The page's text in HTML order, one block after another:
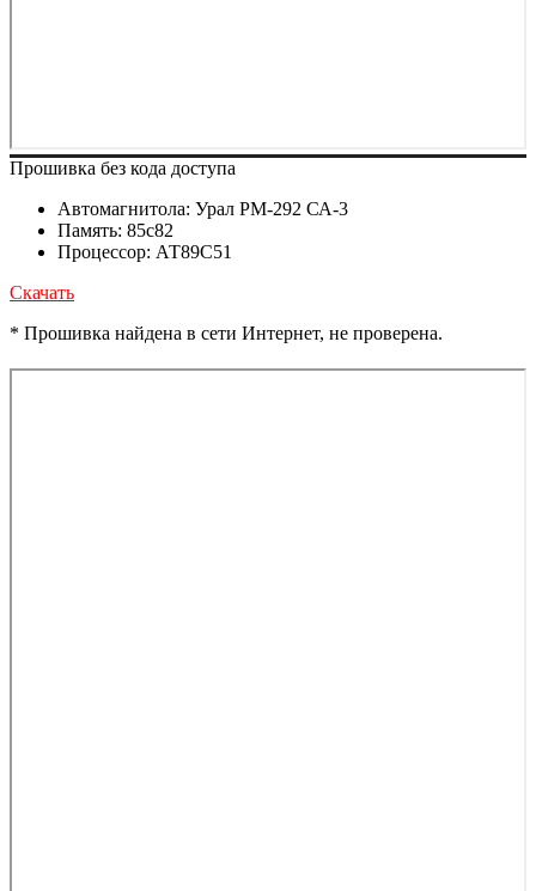
Прошивка без кода доступа
Автомагнитола: Урал РМ-292 СА-3
Память: 85с82
Процессор: АТ89С51
Скачать
* Прошивка найдена в сети Интернет, не проверена.